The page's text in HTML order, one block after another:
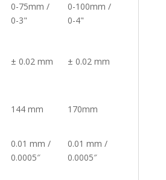
0-75mm /
0-3"
0-100mm /
0-4"
± 0.02 mm ± 0.02 mm
144 mm 170mm
0.01 mm /
0.0005″
0.01 mm /
0.0005″